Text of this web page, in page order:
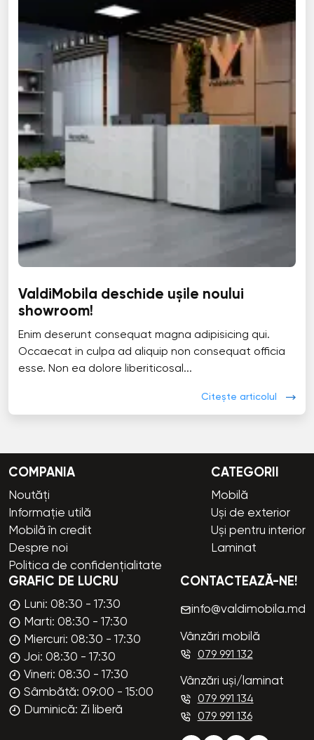
ValdiMobila deschide ușile noului
showroom!
Enim deserunt consequat magna adipisicing qui.
Occaecat in culpa ad aliquip non consequat officia
esse. Non ea dolore liberiticosal...
Citește articolul
COMPANIA
Noutăți
Informație utilă
Mobilă în credit
Despre noi
Politica de confidențialitate
CATEGORII
Mobilă
Uși de exterior
Uși pentru interior
Laminat
GRAFIC DE LUCRU
Luni: 08:30 - 17:30
Marti: 08:30 - 17:30
Miercuri: 08:30 - 17:30
Joi: 08:30 - 17:30
Vineri: 08:30 - 17:30
Sâmbătă: 09:00 - 15:00
Duminică: Zi liberă
CONTACTEAZĂ-NE!
info@valdimobila.md
Vânzări mobilă
079 991 132
Vânzări uși/laminat
079 991 134
079 991 136